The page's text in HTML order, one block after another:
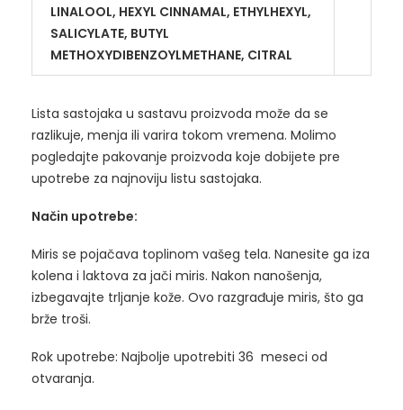
LINALOOL, HEXYL CINNAMAL, ETHYLHEXYL,
SALICYLATE, BUTYL
METHOXYDIBENZOYLMETHANE, CITRAL
Lista sastojaka u sastavu proizvoda može da se
razlikuje, menja ili varira tokom vremena. Molimo
pogledajte pakovanje proizvoda koje dobijete pre
upotrebe za najnoviju listu sastojaka.
Način upotrebe:
Miris se pojačava toplinom vašeg tela. Nanesite ga iza
kolena i laktova za jači miris. Nakon nanošenja,
izbegavajte trljanje kože. Ovo razgrađuje miris, što ga
brže troši.
Rok upotrebe: Najbolje upotrebiti 36 meseci od
otvaranja.